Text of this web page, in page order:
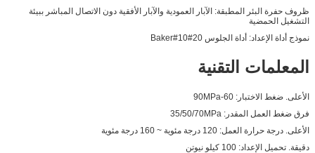
ظروف حفرة البئر المطبقة: الآبار العمودية والآبار الأفقية دون الاتصال المباشر ببيئة
التشغيل الحمضية
نموذج أداة الإعداد: أداة الجلوس Baker#10#20
المعلمات التقنية
الأعلى. ضغط الاختبار: 60-90MPa
فرق ضغط العمل المقدر: 35/50/70MPa
الأعلى. درجة حرارة العمل: 120 درجة مئوية ~ 160 درجة مئوية
دقيقة. تحميل الإعداد: 100 كيلو نيوتن